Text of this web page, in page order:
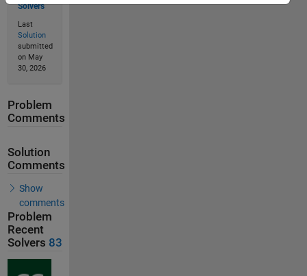
Solvers
Last
Solution
submitted
on May
30, 2026
Problem
Comments
Solution
Comments
Show
comments
Problem
Recent
Solvers 83